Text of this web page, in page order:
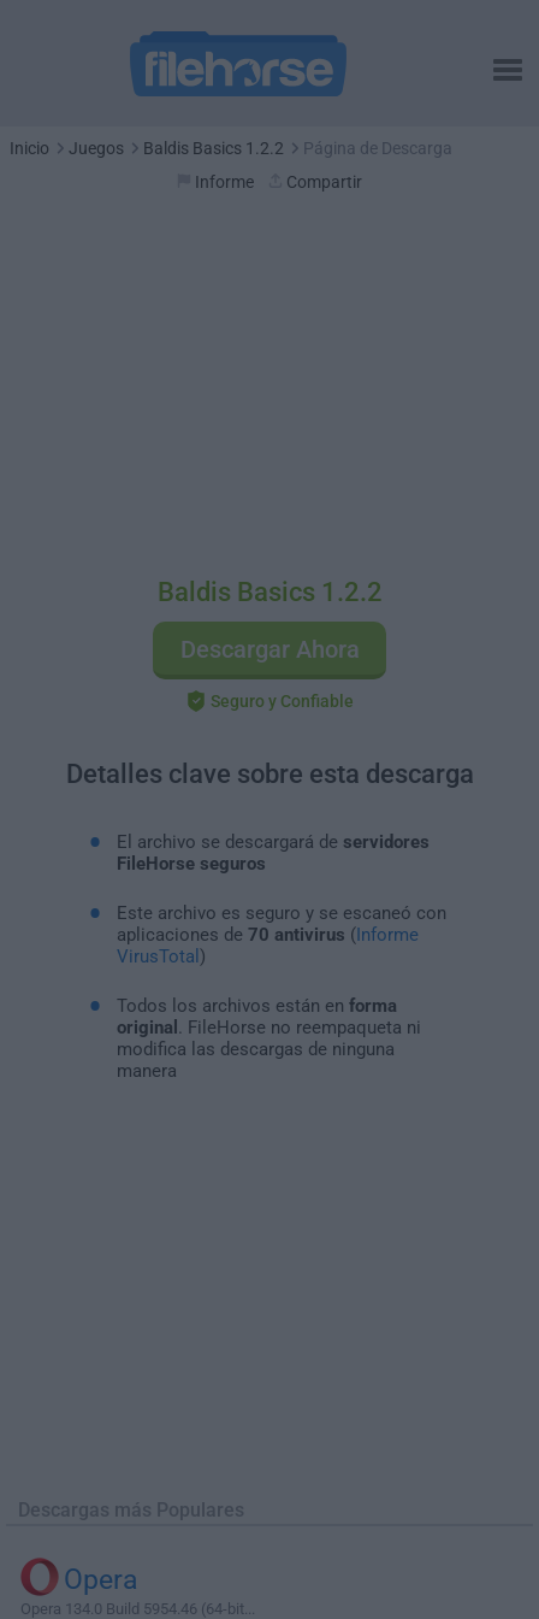
Inicio Juegos Baldis Basics 1.2.2
Página de Descarga
Informe
Compartir
Baldis Basics 1.2.2
Descargar Ahora
Seguro y Confiable
Detalles clave sobre esta descarga
El archivo se descargará de servidores
FileHorse seguros
Este archivo es seguro y se escaneó con
aplicaciones de 70 antivirus (Informe
VirusTotal )
Todos los archivos están en forma
original
. FileHorse no reempaqueta ni
modifica las descargas de ninguna
manera
Descargas más Populares
Opera
Opera 134.0 Build 5954.46 (64-bit...